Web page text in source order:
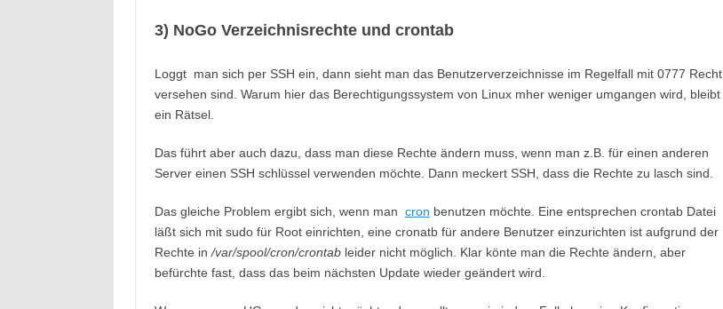
3) NoGo Verzeichnisrechte und crontab
Loggt man sich per SSH ein, dann sieht man das Benutzerverzeichnisse im Regelfall mit 0777 Recht
versehen sind. Warum hier das Berechtigungssystem von Linux mher weniger umgangen wird, bleibt
ein Rätsel.
Das führt aber auch dazu, dass man diese Rechte ändern muss, wenn man z.B. für einen anderen
Server einen SSH schlüssel verwenden möchte. Dann meckert SSH, dass die Rechte zu lasch sind.
Das gleiche Problem ergibt sich, wenn man cron benutzen möchte. Eine entsprechen crontab Datei
läßt sich mit sudo für Root einrichten, eine cronatb für andere Benutzer einzurichten ist aufgrund der
Rechte in /var/spool/cron/crontableider nicht möglich. Klar könte man die Rechte ändern, aber
befürchte fast, dass das beim nächsten Update wieder geändert wird.